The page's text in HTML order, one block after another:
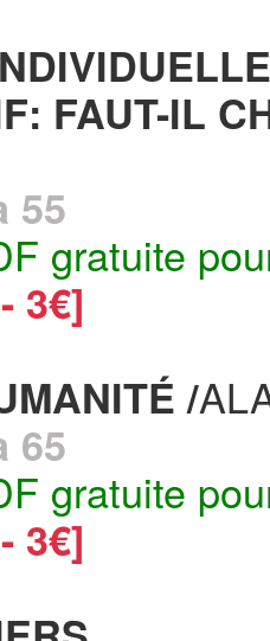
FAUT-IL
55
gratuite
3€]
/
65
gratuite
3€]